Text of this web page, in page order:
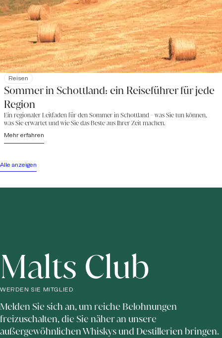
Reisen
Sommer in Schottland: ein Reiseführer für jede
Region
Ein regionaler Leitfaden für den Sommer in Schottland - was Sie tun können,
was Sie erwartet und wie Sie das Beste aus Ihrer Zeit machen.
Mehr erfahren
Alle anzeigen
Malts Club
WERDEN SIE MITGLIED
Melden Sie sich an, um reiche Belohnungen
freizuschalten, die Sie näher an unsere
außergewöhnlichen Whiskys und Destillerien bringen.